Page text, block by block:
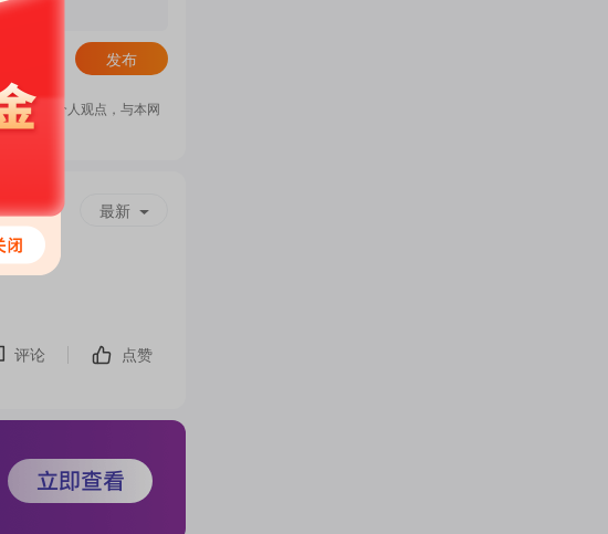
概
发布
仅代表个人观点，与本网
最新
评论
点赞